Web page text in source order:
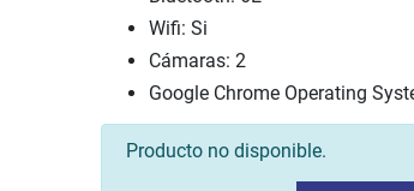
Wifi: Si
Cámaras: 2
Google Chrome Operating
Producto no disponible.